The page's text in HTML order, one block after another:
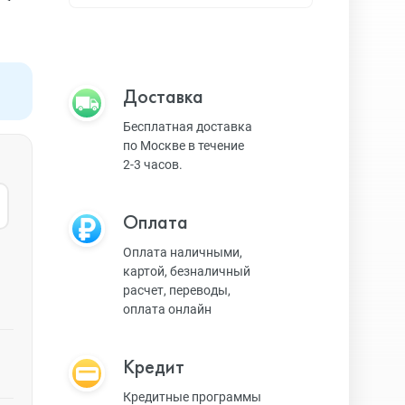
Magic Keyboard
ЗУ и кабели
Игровые консоли
Ремешки для AW
Доставка
Бесплатная доставка
по Москве в течение
2-3 часов.
Оплата
Оплата наличными,
картой, безналичный
расчет, переводы,
оплата онлайн
Кредит
Кредитные программы